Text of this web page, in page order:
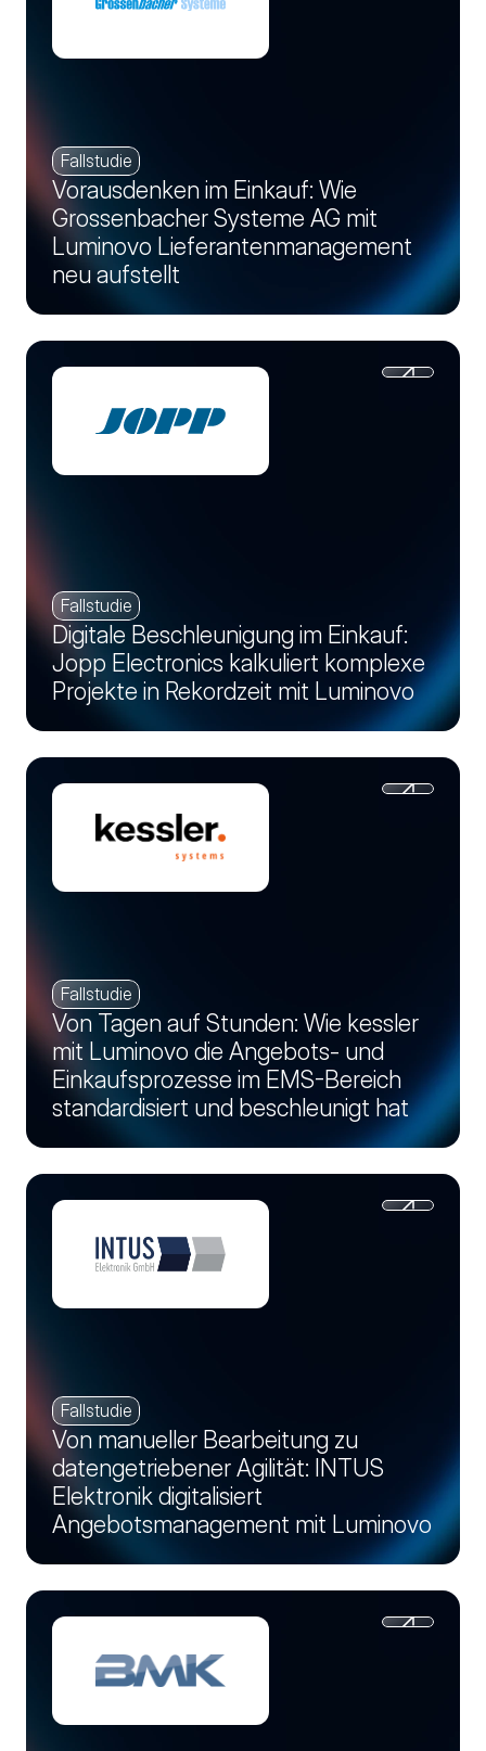
Fallstudie
Vorausdenken im Einkauf: Wie
Grossenbacher Systeme AG mit
Luminovo Lieferantenmanagement
neu aufstellt
Fallstudie
Digitale Beschleunigung im Einkauf:
Jopp Electronics kalkuliert komplexe
Projekte in Rekordzeit mit Luminovo
Fallstudie
Von Tagen auf Stunden: Wie kessler
mit Luminovo die Angebots- und
Einkaufsprozesse im EMS-Bereich
standardisiert und beschleunigt hat
Fallstudie
Von manueller Bearbeitung zu
datengetriebener Agilität: INTUS
Elektronik digitalisiert
Angebotsmanagement mit Luminovo